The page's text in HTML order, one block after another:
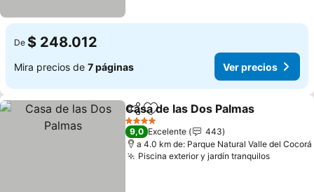
De $ 248.012
Mira precios de 7 páginas Ver precios
CompartirAgregar a favoritos
Casa de las Dos Palmas
4 Estrellas
9,0 Excelente
443
a 4.0 km de: Parque Natural Valle del Cocorá
Piscina exterior y jardín tranquilos